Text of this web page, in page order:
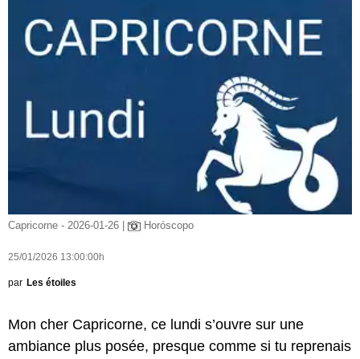
Capricorne - 2026-01-26 | Horóscopo
25/01/2026 13:00:00h
par Les étoiles
Mon cher Capricorne, ce lundi s’ouvre sur une
ambiance plus posée, presque comme si tu reprenais